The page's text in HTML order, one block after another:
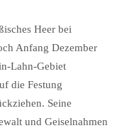
Heer bei
Anfang Dezember
Lahn-Gebiet
die Festung
Seine
und Geiselnahmen